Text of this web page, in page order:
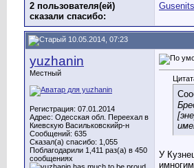
2 пользователя(ей)
сказали cпасибо:
10.05.2014, 07:23
yuzhanin
Местный
Регистрация: 07.01.2014
Адрес: Одесская обл. Переехал в
Киевскую Васильковскийр-н
Сообщений: 635
Сказал(а) спасибо: 1,055
Поблагодарили 1,411 раз(а) в 450
сообщениях
У